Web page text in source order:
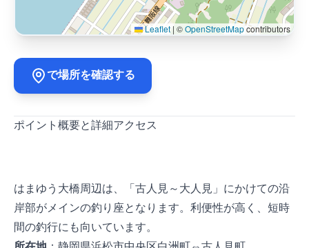
Leaflet | ©OpenStreetMapcontributors
Google Mapで場所を確認する
ポイント概要と詳細アクセス
はまゆう大橋周辺は、「古人見～大人見」にかけての沿
岸部がメインの釣り座となります。利便性が高く、短時
間の釣行にも向いています。